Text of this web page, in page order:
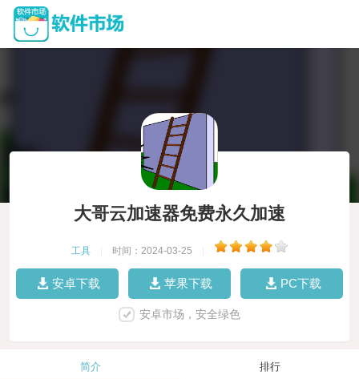
大哥云加速器免费永久加速
工具 时间：2024-03-25
安卓下载 苹果下载 PC下载
安卓市场，安全绿色
简介 排行